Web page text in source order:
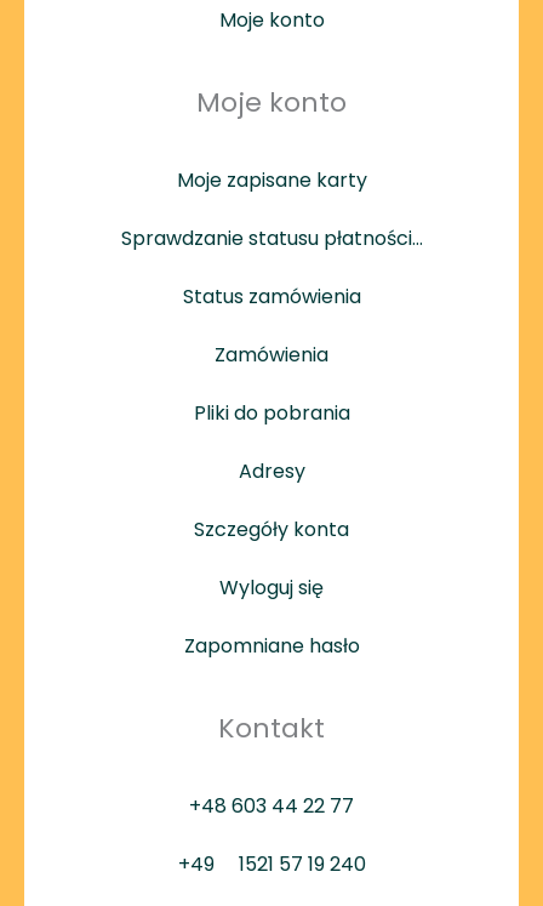
Moje konto
Moje konto
Moje zapisane karty
Sprawdzanie statusu płatności…
Status zamówienia
Zamówienia
Pliki do pobrania
Adresy
Szczegóły konta
Wyloguj się
Zapomniane hasło
Kontakt
+48 603 44 22 77
+49 1521 57 19 240